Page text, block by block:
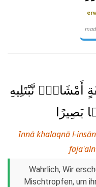
أَمْشَاجٍۢ نَّبْتَلِيهِ
بَصِيرًا
Innā khalaqnā l-
Wahrlich, Wir
Mischtropfen, um